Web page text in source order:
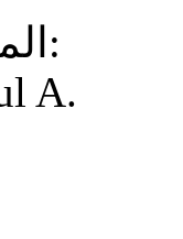
المؤلف / المؤلفة:
A.